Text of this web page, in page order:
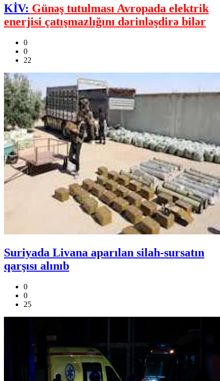
KİV: Günəş tutulması Avropada elektrik
enerjisi çatışmazlığını dərinləşdirə bilər
0
0
22
Suriyada Livana aparılan silah-sursatın
qarşısı alınıb
0
0
25